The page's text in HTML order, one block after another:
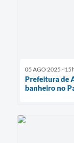
05 AGO 2025 -
Prefeitura de
banheiro no